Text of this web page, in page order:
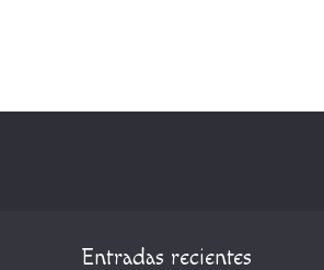
Entradas recientes